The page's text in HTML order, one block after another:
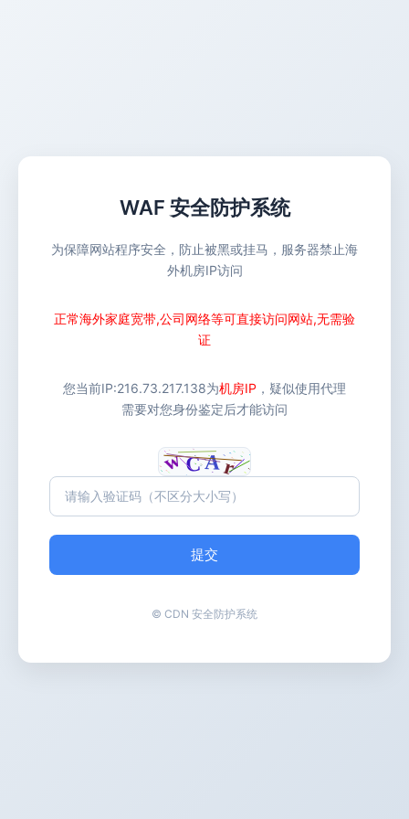
WAF 安全防护系统
为保障网站程序安全，防止被黑或挂马，服务器禁止海
外机房IP访问
正常海外家庭宽带,公司网络等可直接访问网站,无需验
证
您当前IP:216.73.217.138为机房IP ，疑似使用代理
需要对您身份鉴定后才能访问
提交
© CDN 安全防护系统